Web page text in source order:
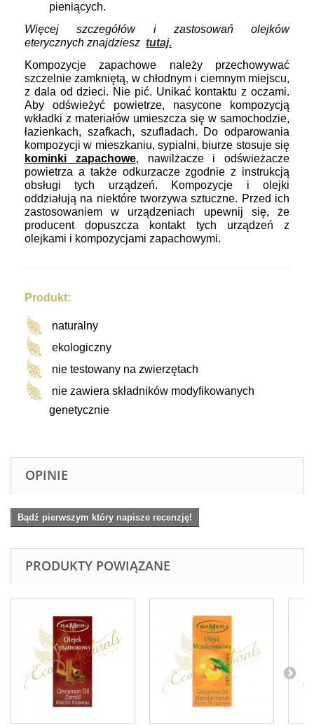
pieniących.
Więcej szczegółów i zastosowań olejków
eterycznych znajdziesz tutaj.
Kompozycje zapachowe należy przechowywać
szczelnie zamkniętą, w chłodnym i ciemnym miejscu,
z dala od dzieci. Nie pić. Unikać kontaktu z oczami.
Aby odświeżyć powietrze, nasycone kompozycją
wkładki z materiałów umieszcza się w samochodzie,
łazienkach, szafkach, szufladach. Do odparowania
kompozycji w mieszkaniu, sypialni, biurze stosuje się
kominki zapachowe, nawilżacze i odświeżacze
powietrza a także odkurzacze zgodnie z instrukcją
obsługi tych urządzeń. Kompozycje i olejki
oddziałują na niektóre tworzywa sztuczne. Przed ich
zastosowaniem w urządzeniach upewnij się, że
producent dopuszcza kontakt tych urządzeń z
olejkami i kompozycjami zapachowymi.
Produkt:
naturalny
ekologiczny
nie testowany na zwierzętach
nie zawiera składników modyfikowanych
genetycznie
OPINIE
Bądź pierwszym który napisze recenzję!
PRODUKTY POWIĄZANE